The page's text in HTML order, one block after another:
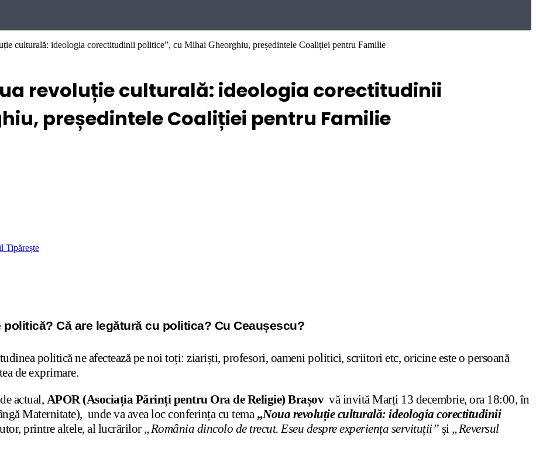
culturală: ideologia corectitudinii politice”, cu Mihai Gheorghiu, președintele Coaliției pentru Familie
revoluție culturală: ideologia corectitudinii
președintele Coaliției pentru Familie
Tipărește
Că are legătură cu politica? Cu Ceaușescu?
politică ne afectează pe noi toți: ziariști, profesori, oameni politici, scriitori etc, oricine este o persoană
de exprimare.
actual, APOR (Asociația Părinți pentru Ora de Religie) Brașovvă invită Marți 13 decembrie, ora 18:00, în
Maternitate), unde va avea loc conferința cu tema „Noua revoluție culturală: ideologia corectitudinii
printre altele, al lucrărilor „România dincolo de trecut. Eseu despre experiența servituții” și „Reversul